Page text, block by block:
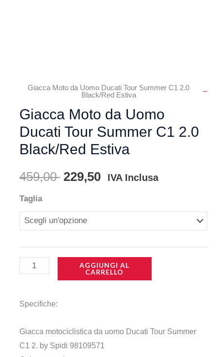
Giacca Moto da Uomo Ducati Tour Summer C1 2.0
Black/Red Estiva
Giacca Moto da Uomo
Ducati Tour Summer C1 2.0
Black/Red Estiva
459,00 Il
originale
era:
459,00 .
229,50 Il
è:
229,50 .
IVA Inclusa
Taglia
Giacca
Moto
da
Ducati
Tour
C1
Black/Red
Estiva
AGGIUNGI AL
CARRELLO
Specifiche:
Giacca motociclistica da uomo Ducati Tour Summer
C1 2. by Spidi 98109571